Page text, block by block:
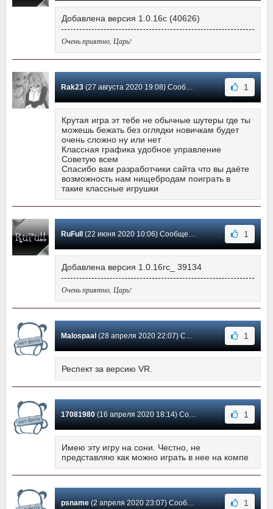
Добавлена версия 1.0.16c (40626)
Очень приятно, Царь!
Rak23(27 августа 2020 19:08) Сообщение #31 1
Крутая игра эт тебе не обычные шутеры где ты
можешь бежать без оглядки новичкам будет
очень сложно ну или нет
Классная графика удобное управление
Советую всем
Спасибо вам разработчики сайта что вы даёте
возможность нам нищебродам поиграть в
такие классные игрушки
RuFull (22 июня 2020 10:06) Сообщение #30 1
Добавлена версия 1.0.16rc_ 39134
Очень приятно, Царь!
Malospaal (28 апреля 2020 22:07) Сообщение #29 1
Респект за версию VR.
17081980(16 апреля 2020 18:14) Сообщение #28 1
Имею эту игру на сони. Честно, не
представляю как можно играть в нее на компе
psname(2 апреля 2020 23:07) Сообщение #27 1